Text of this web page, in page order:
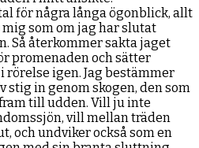
för några långa ögonblick, allt
som om jag har slutat
Så återkommer sakta jaget
promenaden och sätter
igen. Jag bestämmer
in genom skogen, den som
till udden. Vill ju inte
vill mellan träden
och undviker också som en